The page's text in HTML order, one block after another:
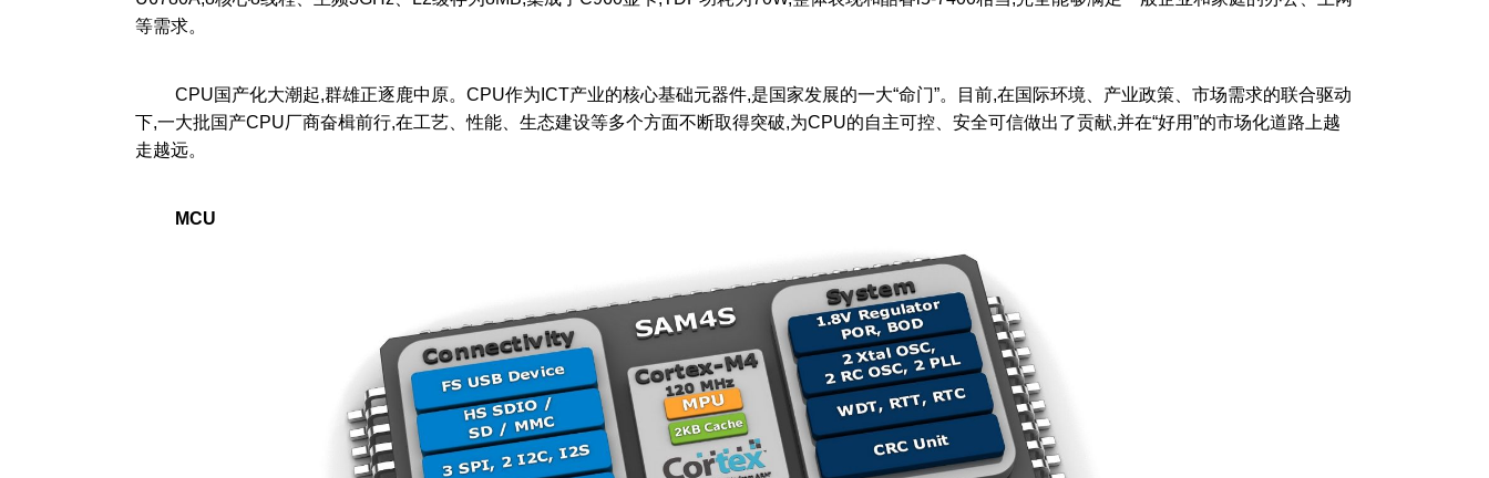
等需求。
CPU国产化大潮起,群雄正逐鹿中原。CPU作为ICT产业的核心基础元器件,是国家发展的一大“命门”。目前,在国际环境、产业政策、市场需求的联合驱动
下,一大批国产CPU厂商奋楫前行,在工艺、性能、生态建设等多个方面不断取得突破,为CPU的自主可控、安全可信做出了贡献,并在“好用”的市场化道路上越
走越远。
MCU